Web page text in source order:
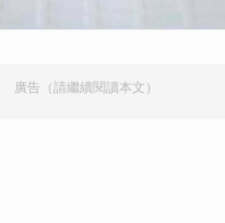
廣告（請繼續閱讀本文）